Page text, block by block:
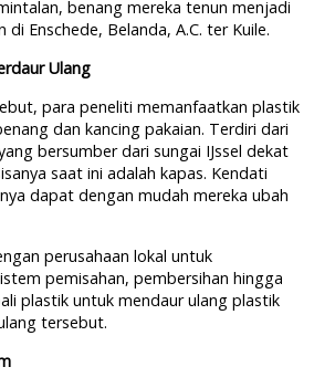
benang mereka tenun menjadi
di Enschede, Belanda, A.C. ter Kuile.
Ulang
para peneliti memanfaatkan plastik
dan kancing pakaian. Terdiri dari
bersumber dari sungai IJssel dekat
saat ini adalah kapas. Kendati
dapat dengan mudah mereka ubah
perusahaan lokal untuk
pemisahan, pembersihan hingga
plastik untuk mendaur ulang plastik
tersebut.